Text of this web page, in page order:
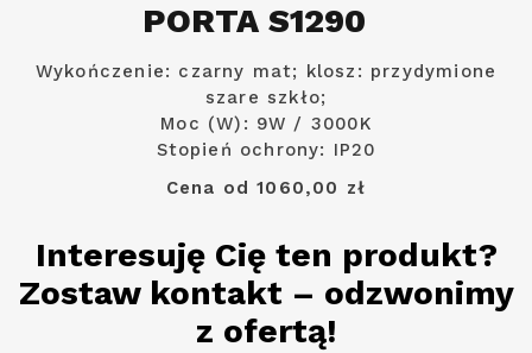
PORTA S1290
Wykończenie: czarny mat; klosz: przydymione
szare szkło;
Moc (W): 9W / 3000K
Stopień ochrony: IP20
Cena od 1060,00 zł
Interesuję Cię ten produkt?
Zostaw kontakt – odzwonimy
z ofertą!